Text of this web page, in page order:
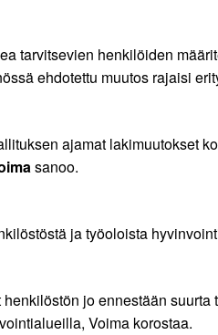
tarvitsevien henkilöiden
ehdotettu muutos rajaisi
ajamat lakimuutokset
sanoo.
ja työoloista
jo ennestään
Voima korostaa.